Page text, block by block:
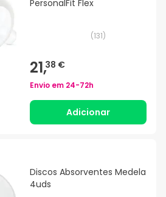
PersonalFit Flex
(131)
21,38 €
Envio em 24-72h
Adicionar
Discos Absorventes Medela
4uds